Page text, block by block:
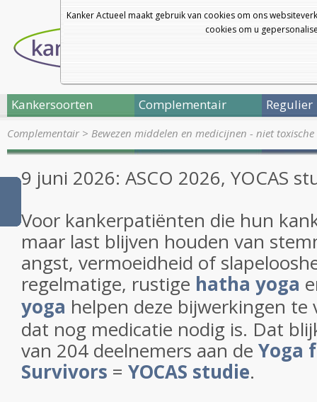
Kanker Actueel maakt gebruik van cookies om ons
cookies om u
Kankersoorten Complementair Regulier
Complementair> Bewezen middelen en medicijnen - niet
9 juni 2026: ASCO 2026, YOCAS
Voor kankerpatiënten die hun
maar last blijven houden van
angst, vermoeidheid of
regelmatige, rustige hatha yoga
yoga helpen deze bijwerkingen te
dat nog medicatie nodig is. Dat
van 204 deelnemers aan de Yoga
Survivors = YOCAS studie.